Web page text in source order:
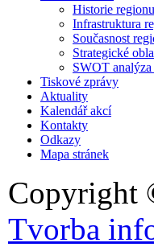
Historie regionu
Infrastruktura
Současnost
Strategické
SWOT analýza
Tiskové zprávy
Aktuality
Kalendář akcí
Kontakty
Odkazy
Mapa stránek
Copyright
Tvorba